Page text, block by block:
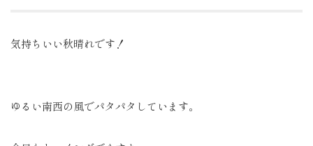
気持ちいい秋晴れです！
ゆるい南西の風でパタパタしています。